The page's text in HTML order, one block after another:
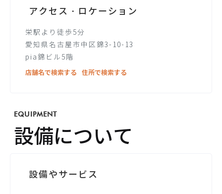
アクセス・ロケーション
栄駅より徒歩5分
愛知県名古屋市中区錦3-10-13
pia錦ビル5階
店舗名で検索する
住所で検索する
EQUIPMENT
設備について
設備やサービス